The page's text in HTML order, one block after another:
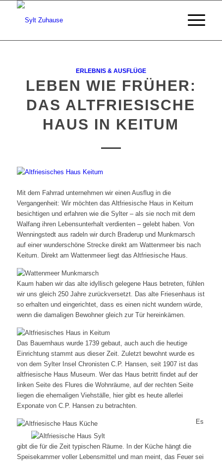
ERLEBNIS & AUSFLÜGE
LEBEN WIE FRÜHER:
DAS ALTFRIESISCHE
HAUS IN KEITUM
Mit dem Fahrrad unternehmen wir einen Ausflug in die
Vergangenheit: Wir möchten das Altfriesische Haus in Keitum
besichtigen und erfahren wie die Sylter – als sie noch mit dem
Walfang ihren Lebensunterhalt verdienten – gelebt haben. Von
Wenningstedt aus radeln wir durch Braderup und Munkmarsch
auf einer wunderschöne Strecke direkt am Wattenmeer bis nach
Keitum. Direkt am Wattenmeer liegt das Altfriesische Haus.
Kaum haben wir das alte idyllisch gelegene Haus betreten, fühlen
wir uns gleich 250 Jahre zurückversetzt. Das alte Friesenhaus ist
so erhalten und eingerichtet, dass es einen nicht wundern würde,
wenn die damaligen Bewohner gleich zur Tür hereinkämen.
Das Bauernhaus wurde 1739 gebaut, auch auch die heutige
Einrichtung stammt aus dieser Zeit. Zuletzt bewohnt wurde es
von dem Sylter Insel Chronisten C.P. Hansen, seit 1907 ist das
altfriesische Haus Museum. Wer das Haus betritt findet auf der
linken Seite des Flures die Wohnräume, auf der rechten Seite
liegen die ehemaligen Viehställe, hier gibt es heute allerlei
Exponate von C.P. Hansen zu betrachten.
Es
gibt die für die Zeit typischen Räume. In der Küche hängt die
Speisekammer voller Lebensmittel und man meint, das Feuer sei